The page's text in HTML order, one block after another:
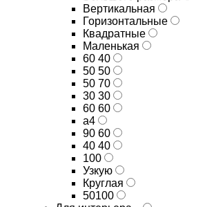
Вертикальная
Горизонтальные
Квадратные
Маленькая
60 40
50 50
50 70
30 30
60 60
а4
90 60
40 40
100
Узкую
Круглая
50100